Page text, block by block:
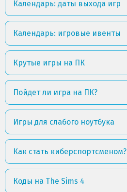
Календарь: даты выхода игр
Календарь: игровые ивенты
Крутые игры на ПК
Пойдет ли игра на ПК?
Игры для слабого ноутбука
Как стать киберспортсменом?
Коды на The Sims 4